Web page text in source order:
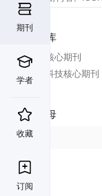
期刊
学者
收藏
订阅
数据库
北大核心期刊
中国科技核心期刊
首字母
S